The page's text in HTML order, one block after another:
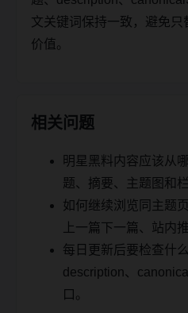
文关键词保持一致，避免
价值。
相关问题
明星黑料内容应该从
题、摘要、主题图和
如何继续浏览同主题
上一篇下一篇、站内
每日更新后要检查什
description、
口。